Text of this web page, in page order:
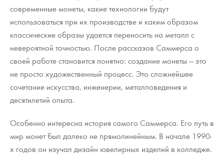
Монеты и жетоны из недрагоценных металлов
Книги по нумизматике
современные монеты, какие технологии будут
использоваться при их производстве и каким образом
классические образы удается переносить на металл с
невероятной точностью. После рассказов Саммерса о
своей работе становится понятно: создание монеты — это
не просто художественный процесс. Это сложнейшее
сочетание искусства, инженерии, металловедения и
десятилетий опыта.
Особенно интересна история самого Саммерса. Его путь в
мир монет был далеко не прямолинейным. В начале 1990-
х годов он изучал дизайн ювелирных изделий в колледже.